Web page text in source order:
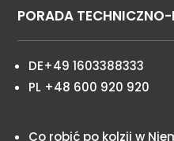
PORADA
DE+49 1603388333
PL +48 600 920 920
Co robić po kolzji w